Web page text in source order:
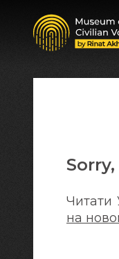
Читати
на